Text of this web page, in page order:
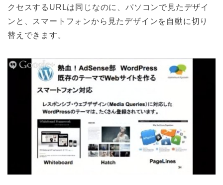
クセスするURLは同じなのに、パソコンで見たデザイ
ンと、スマートフォンから見たデザインを自動に切り
替えできます。